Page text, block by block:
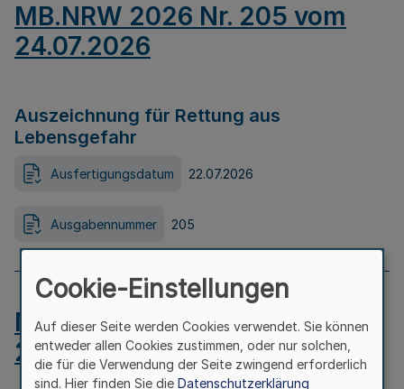
MB.NRW 2026 Nr. 205 vom
24.07.2026
Auszeichnung für Rettung aus
Lebensgefahr
Ausfertigungsdatum 22.07.2026
Ausgabennummer 205
MB.NRW 2026 Nr. 204 vom
24.07.2026
Cookie-Einstellungen
Auf dieser Seite werden Cookies verwendet. Sie können
entweder allen Cookies zustimmen, oder nur solchen,
die für die Verwendung der Seite zwingend erforderlich
sind. Hier finden Sie die Datenschutzerklärung